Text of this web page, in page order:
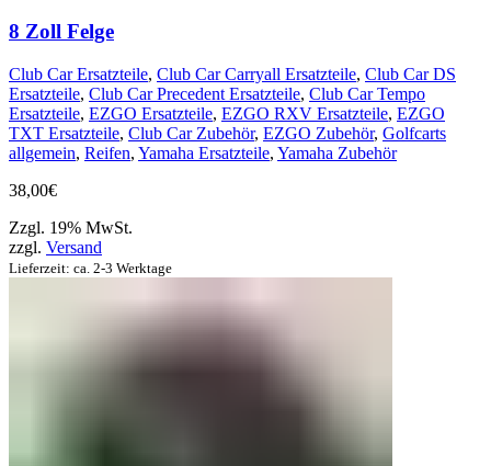
8 Zoll Felge
Club Car Ersatzteile, Club Car Carryall Ersatzteile, Club Car DS
Ersatzteile, Club Car Precedent Ersatzteile, Club Car Tempo
Ersatzteile, EZGO Ersatzteile, EZGO RXV Ersatzteile, EZGO
TXT Ersatzteile, Club Car Zubehör, EZGO Zubehör, Golfcarts
allgemein, Reifen, Yamaha Ersatzteile, Yamaha Zubehör
38,00€
Zzgl. 19% MwSt.
zzgl. Versand
Lieferzeit: ca. 2-3 Werktage